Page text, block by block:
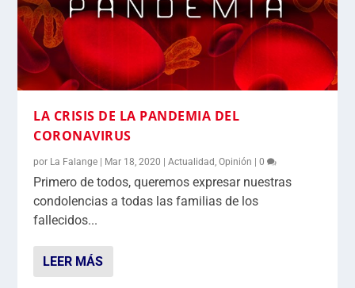
LA CRISIS DE LA PANDEMIA DEL
CORONAVIRUS
por La Falange Mar 18, 2020 |Actualidad,Opinión |0
Primero de todos, queremos expresar nuestras
condolencias a todas las familias de los
fallecidos...
LEER MÁS